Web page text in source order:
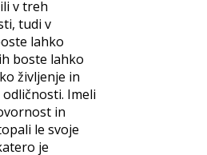
v treh
tudi v
lahko
boste lahko
življenje in
Imeli
in
le svoje
je